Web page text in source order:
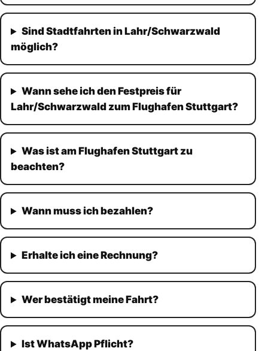
Sind Stadtfahrten in Lahr/Schwarzwald
möglich?
Wann sehe ich den Festpreis für
Lahr/Schwarzwald zum Flughafen Stuttgart?
Was ist am Flughafen Stuttgart zu
beachten?
Wann muss ich bezahlen?
Erhalte ich eine Rechnung?
Wer bestätigt meine Fahrt?
Ist WhatsApp Pflicht?